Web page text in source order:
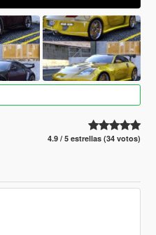
4.9 / 5 estrellas (34 votos)